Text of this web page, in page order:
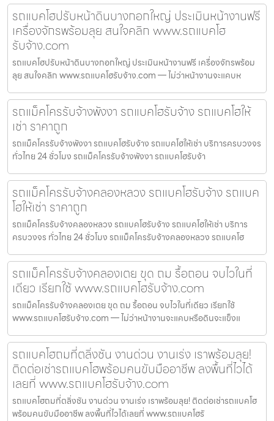
รถแบคโฮปรับหน้าดินบางกอกใหญ่ ประเมินหน้างานฟรี
เครื่องจักรพร้อมลุย สนใจคลิก www.รถแบคโฮ
รับจ้าง.com
รถแบคโฮปรับหน้าดินบางกอกใหญ่ ประเมินหน้างานฟรี เครื่องจักรพร้อม
ลุย สนใจคลิก www.รถแบคโฮรับจ้าง.com — ไม่ว่าหน้างานจะแคบห
รถแม็คโครรับจ้างพังงา รถแบคโฮรับจ้าง รถแบคโฮให้
เช่า ราคาถูก
รถแม็คโครรับจ้างพังงา รถแบคโฮรับจ้าง รถแบคโฮให้เช่า บริการครบวงจร
ทั่วไทย 24 ชั่วโมง รถแม็คโครรับจ้างพังงา รถแบคโฮรับจ้า
รถแม็คโครรับจ้างคลองหลวง รถแบคโฮรับจ้าง รถแบค
โฮให้เช่า ราคาถูก
รถแม็คโครรับจ้างคลองหลวง รถแบคโฮรับจ้าง รถแบคโฮให้เช่า บริการ
ครบวงจร ทั่วไทย 24 ชั่วโมง รถแม็คโครรับจ้างคลองหลวง รถแบคโฮ
รถแม็คโครรับจ้างคลองเตย ขุด ถม รื้อถอน จบไวในที่
เดียว เรียกใช้ www.รถแบคโฮรับจ้าง.com
รถแม็คโครรับจ้างคลองเตย ขุด ถม รื้อถอน จบไวในที่เดียว เรียกใช้
www.รถแบคโฮรับจ้าง.com — ไม่ว่าหน้างานจะแคบหรือดินจะแข็งแ
รถแบคโฮถมที่ตลิ่งชัน งานด่วน งานเร่ง เราพร้อมลุย!
ติดต่อเช่ารถแบคโฮพร้อมคนขับมืออาชีพ ลงพื้นที่ไวได้
เลยที่ www.รถแบคโฮรับจ้าง.com
รถแบคโฮถมที่ตลิ่งชัน งานด่วน งานเร่ง เราพร้อมลุย! ติดต่อเช่ารถแบคโฮ
พร้อมคนขับมืออาชีพ ลงพื้นที่ไวได้เลยที่ www.รถแบคโฮรั